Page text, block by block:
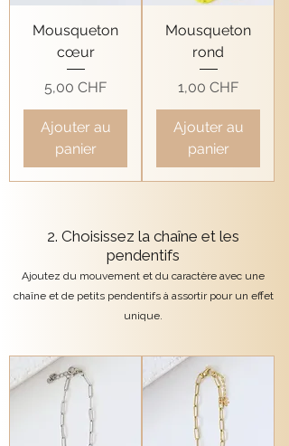
Mousqueton
cœur
Prix
5,00 CHF
Ajouter au
panier
Mousqueton
rond
Prix
1,00 CHF
Ajouter au
panier
2. Choisissez la chaîne et les
pendentifs
Ajoutez du mouvement et du caractère avec une
chaîne et de petits pendentifs à assortir pour un effet
unique.